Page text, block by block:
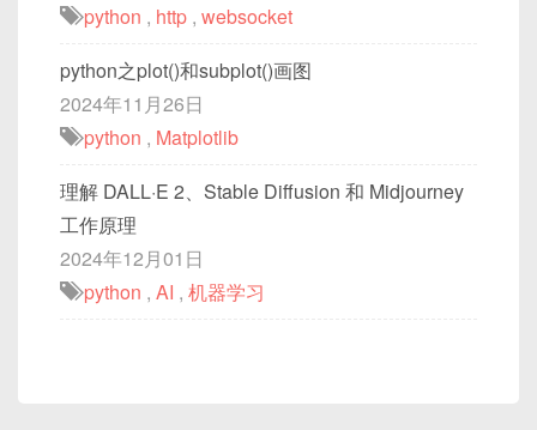
python , http , websocket
python之plot()和subplot()画图
2024年11月26日
python , Matplotlib
理解 DALL·E 2、Stable Diffusion 和 Midjourney
工作原理
2024年12月01日
python , AI , 机器学习